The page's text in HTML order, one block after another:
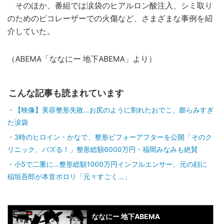
そのほか、番組では涙袋のヒアルロン酸注入、シミ取り
のためのピコレーザーでの火傷など、さまざまな事例を紹
介していた。
（ABEMA「ななにー 地下ABEMA」より）
こんな記事も読まれています
【映像】美容整形失敗…お尻のように割れたおでこ、膨らみすぎ
た涙袋
3時のヒロイン・かなで、整形ビフォーアフターを公開「そのク
リニック、バズる！」整形総額6000万円・福岡みなみも絶賛
小5で二重に…整形総額1000万円インフルエンサー、元の顔に
稲垣吾郎が本音ポロリ「元々すごく…」
ななにー 地下ABEMA